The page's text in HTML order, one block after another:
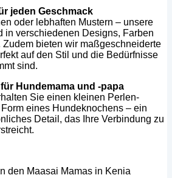
jeden Geschmack
oder lebhaften Mustern – unsere
in verschiedenen Designs, Farben
bieten wir maßgeschneiderte
auf den Stil und die Bedürfnisse
sind.
Hundemama und -papa
Sie einen kleinen Perlen-
eines Hundeknochens – ein
Detail, das Ihre Verbindung zu
den Maasai Mamas in Kenia